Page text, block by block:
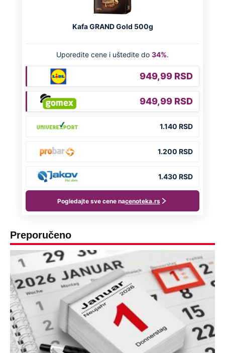
Preporučeno